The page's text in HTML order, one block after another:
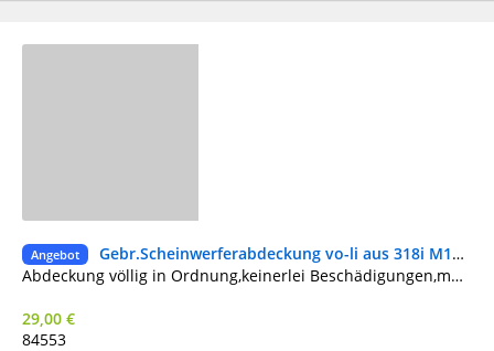
Angebot
Gebr.Scheinwerferabdeckung vo-li aus 318i M10 Bj.85
Abdeckung völlig in Ordnung,keinerlei Beschädigungen,muß nur gereinigt werden
29,00 €
84553